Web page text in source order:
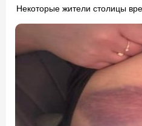
Некоторые жители столицы